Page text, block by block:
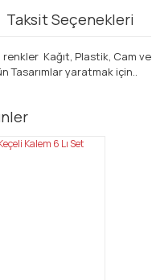
Taksit Seçenekleri
renkler Kağıt, Plastik, Cam ve
Tasarımlar yaratmak için..
yapın!
ve diğer